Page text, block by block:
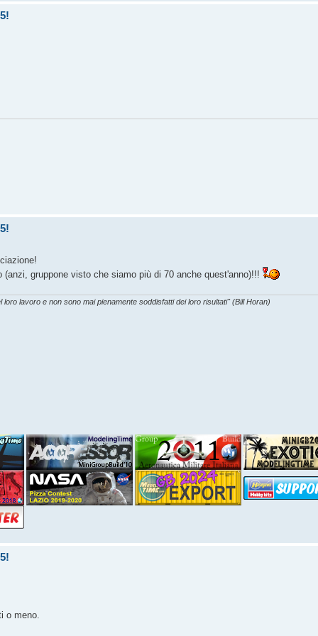
gruppone visto che siamo più di 70 anche quest'anno)!!!
lavoro e non sono mai pienamente soddisfatti dei loro risultati" (Bill Horan)
o meno.